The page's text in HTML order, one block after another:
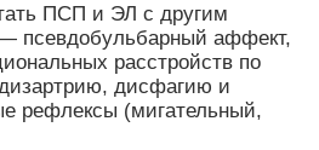
ПСП и ЭЛ с другим
псевдобульбарный аффект,
расстройств по
дисфагию и
рефлексы (мигательный,